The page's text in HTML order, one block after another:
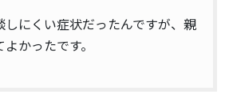
しにくい症状だったんですが、親
かったです。